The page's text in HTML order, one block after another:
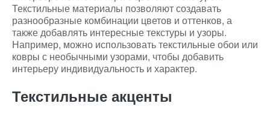
Текстильные материалы позволяют создавать
разнообразные комбинации цветов и оттенков, а
также добавлять интересные текстуры и узоры.
Например, можно использовать текстильные обои или
ковры с необычными узорами, чтобы добавить
интерьеру индивидуальность и характер.
Текстильные акценты